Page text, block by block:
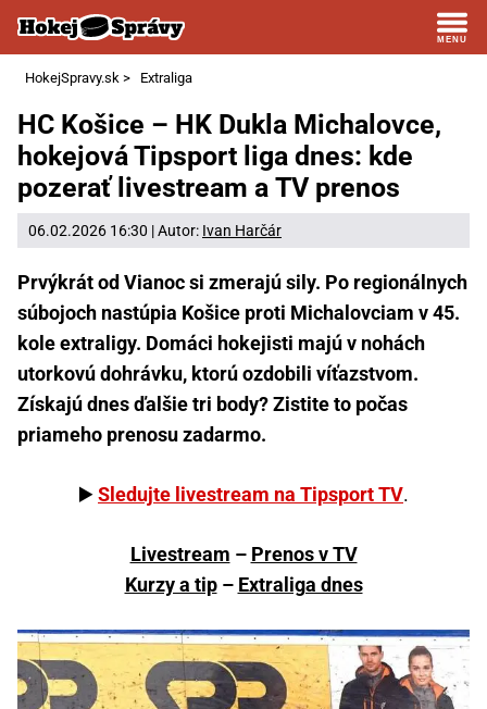
HokejSpravy.sk > Extraliga
HC Košice – HK Dukla Michalovce,
hokejová Tipsport liga dnes: kde
pozerať livestream a TV prenos
06.02.2026 16:30 | Autor: Ivan Harčár
Prvýkrát od Vianoc si zmerajú sily. Po regionálnych
súbojoch nastúpia Košice proti Michalovciam v 45.
kole extraligy. Domáci hokejisti majú v nohách
utorkovú dohrávku, ktorú ozdobili víťazstvom.
Získajú dnes ďalšie tri body? Zistite to počas
priameho prenosu zadarmo.
▶️Sledujte livestream na Tipsport TV.
Livestream – Prenos v TV
Kurzy a tip– Extraliga dnes